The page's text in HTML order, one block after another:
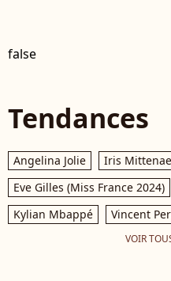
false
Tendances
Angelina Jolie Iris
Eve Gilles (Miss France 2024)
Kylian Mbappé
Vincent
VOIR